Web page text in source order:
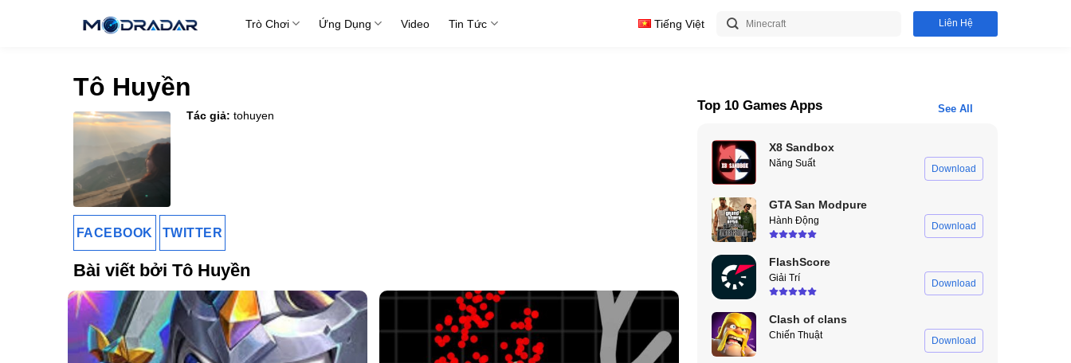
Trò Chơi Ứng Dụng Video Tin Tức Tiếng Việt Liên Hệ
Tô Huyền
Tác giả: tohuyen
FACEBOOK TWITTER
Bài viết bởi Tô Huyền
Top 10 Games Apps See All
X8 Sandbox
Năng Suất Download
GTA San Modpure
Hành Động Download
FlashScore
Giải Trí Download
Clash of clans
Chiến Thuật Download